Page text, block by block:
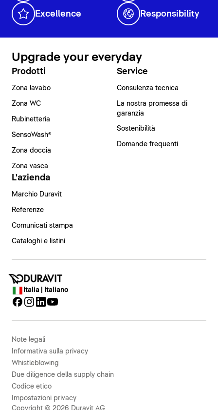
Excellence Responsibility
Upgrade your everyday
Prodotti
Zona lavabo
Zona WC
Rubinetteria
SensoWash®
Zona doccia
Zona vasca
Service
Consulenza tecnica
La nostra promessa di
garanzia
Sostenibilità
Domande frequenti
L'azienda
Marchio Duravit
Referenze
Comunicati stampa
Cataloghi e listini
Italia | Italiano
Note legali
Informativa sulla privacy
Whistleblowing
Due diligence della supply chain
Codice etico
Impostazioni privacy
Copyright © 2026 Duravit AG